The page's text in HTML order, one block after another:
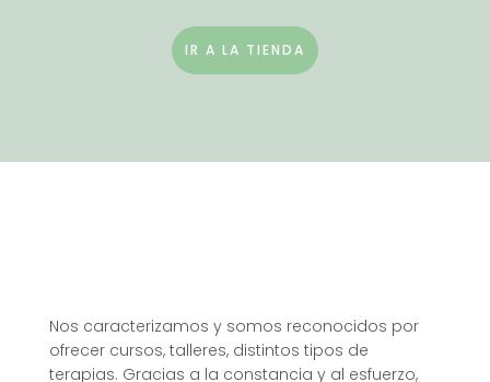
IR A LA TIENDA
Nos caracterizamos y somos reconocidos por
ofrecer cursos, talleres, distintos tipos de
terapias. Gracias a la constancia y al esfuerzo,